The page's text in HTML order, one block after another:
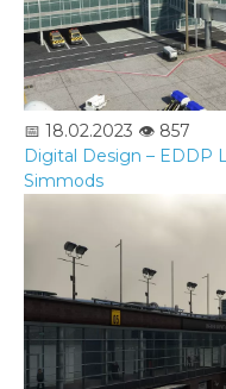
📅 18.02.2023 👁️ 857
Digital Design – EDDP
Simmods